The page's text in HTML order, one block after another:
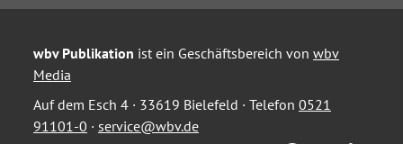
wbv Publikation ist ein Geschäftsbereich von wbv
Media
Auf dem Esch 4 · 33619 Bielefeld · Telefon 0521
91101-0 · service@wbv.de